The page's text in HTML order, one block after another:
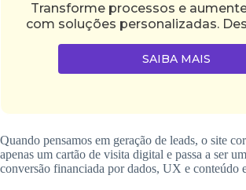
Transforme processos e
com soluções personalizadas.
SAIBA MAIS
Quando pensamos em geração de leads, o site
apenas um cartão de visita digital e passa a ser
conversão financiada por dados, UX e conteúdo